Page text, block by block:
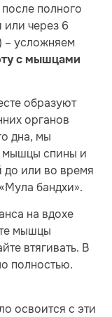
полного
через 6
– усложняем
с мышцами
образуют
органов
дна, мы
мышцы спины и
до или во время
бандхи».
на вдохе
мышцы
втягивать. В
полностью.
освоится с эти